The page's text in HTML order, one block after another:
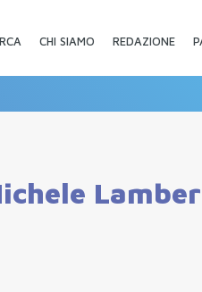
CHI SIAMO REDAZIONE